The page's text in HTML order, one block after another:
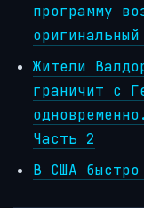
программу
Жители
граничит с
Часть 2
В США быстро